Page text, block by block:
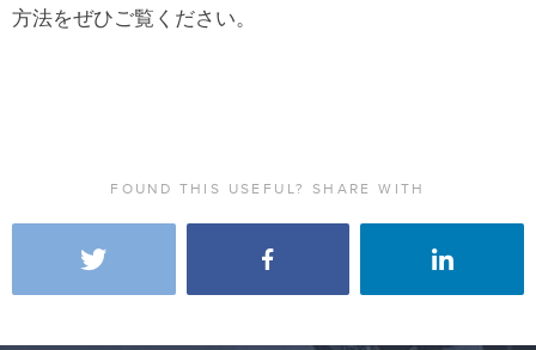
方法をぜひご覧ください。
FOUND THIS USEFUL? SHARE WITH